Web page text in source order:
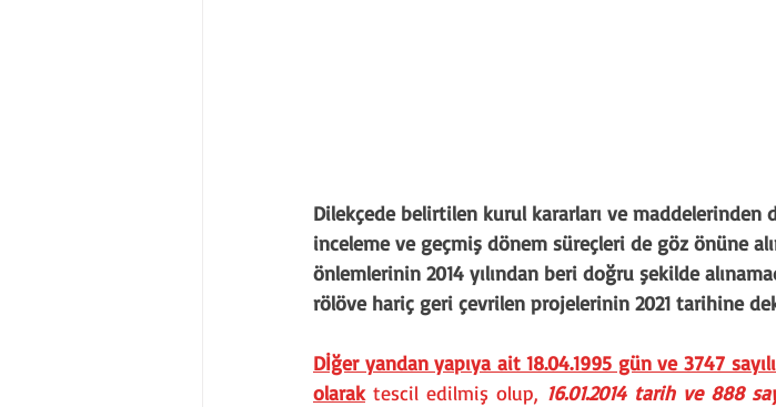
Dilekçede belirtilen kurul kararları ve maddelerinden
inceleme ve geçmiş dönem süreçleri de göz önüne
önlemlerinin 2014 yılından beri doğru şekilde
rölöve hariç geri çevrilen projelerinin 2021 tarihine
Dİğer yandan yapıya ait 18.04.1995 gün ve 3747
olarak tescil edilmiş olup, 16.01.2014 tarih ve 888